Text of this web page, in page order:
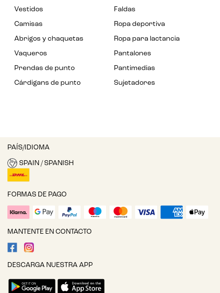
Vestidos
Faldas
Camisas
Ropa deportiva
Abrigos y chaquetas
Ropa para lactancia
Vaqueros
Pantalones
Prendas de punto
Pantimedias
Cárdigans de punto
Sujetadores
PAÍS/IDIOMA
SPAIN / SPANISH
FORMAS DE PAGO
MANTENTE EN CONTACTO
DESCARGA NUESTRA APP